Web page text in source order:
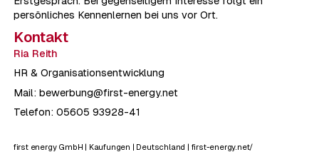
persönliches Kennenlernen bei uns vor Ort.
Kontakt
Ria Reith
HR & Organisationsentwicklung
Mail: bewerbung@first-energy.net
Telefon: 05605 93928-41
first energy GmbH | Kaufungen | Deutschland | first-energy.net/